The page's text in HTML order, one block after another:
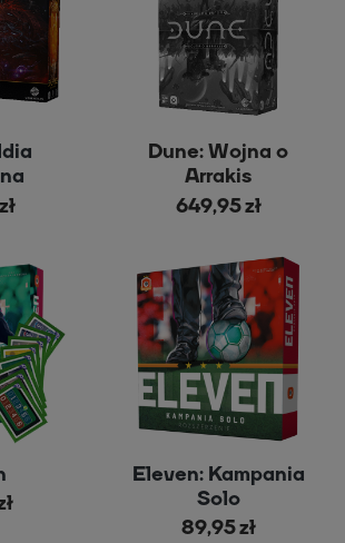
Dune: Wojna o
Arrakis
649,95 zł
Eleven: Kampania
Solo
89,95 zł